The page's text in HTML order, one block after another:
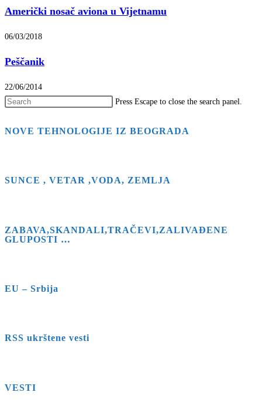
Američki nosač aviona u Vijetnamu
06/03/2018
Peščanik
22/06/2014
Press Escape to close the search panel.
NOVE TEHNOLOGIJE IZ BEOGRADA
SUNCE , VETAR ,VODA, ZEMLJA
ZABAVA,SKANDALI,TRAČEVI,ZALIVAĐENE
GLUPOSTI …
EU – Srbija
RSS ukrštene vesti
VESTI